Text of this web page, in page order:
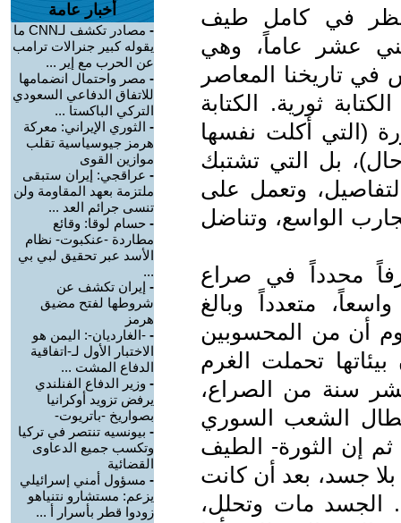
تنظر في كامل طيف
عشر عاماً، وهي
تاريخنا المعاصر
ثورية. الكتابة
(التي أكلت نفسها
بل التي تشتبك
وتعمل على
الواسع، وتناضل
محدداً في صراع
متعدداً وبالغ
أن من المحسوبين
تحملت الغرم
سنة من الصراع،
الشعب السوري
إن الثورة- الطيف
جسد، بعد أن كانت
الجسد مات وتحلل،
أخبار عامة
-
مصادر تكشف لـCNN ما
يقوله كبير جنرالات ترامب
عن الحرب مع إير ...
- مصر واحتمال انضمامها
للاتفاق الدفاعي السعودي
التركي الباكستا ...
- الثوري الإيراني: معركة
هرمز جيوسياسية تقلب
موازين القوى
- عراقجي: إيران ستبقى
ملتزمة بعهد المقاومة ولن
تنسى جرائم العد ...
- حسام لوقا: وقائع
مطاردة -عنكبوت- نظام
الأسد عبر تحقيق لبي بي
...
- إيران تكشف عن
شروطها لفتح مضيق
هرمز
- -الغارديان-: اليمن هو
الاختبار الأول لـ-اتفاقية
الدفاع المشت ...
- وزير الدفاع الفنلندي
يرفض تزويد أوكرانيا
بصواريخ -باتريوت-
- بيونسيه تنتصر في تركيا
وتكسب جميع الدعاوى
القضائية
- مسؤول أمني إسرائيلي
يزعم: مستشارو نتنياهو
زودوا قطر بأسرار أ ...